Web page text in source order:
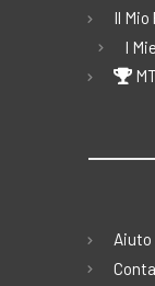
Il Mio
I
Aiuto